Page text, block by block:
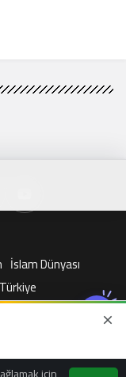
İslam Dünyası
Türkiye